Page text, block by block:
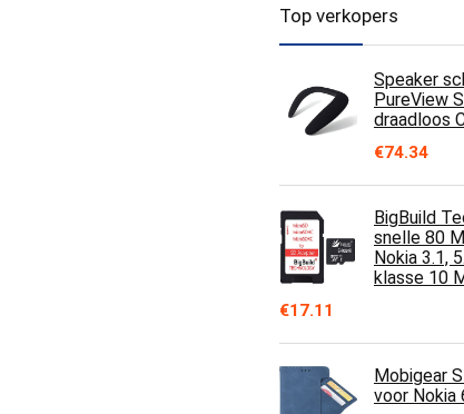
Top verkopers
Speaker
PureView
draadloos
€74.34
BigBuild
snelle 80
Nokia 3.1,
klasse 10
€17.11
Mobigear
voor Nokia